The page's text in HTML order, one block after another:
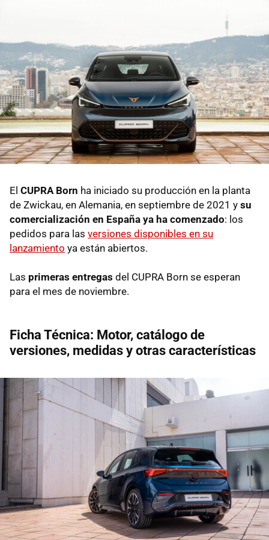
El CUPRA Born ha iniciado su producción en la planta
de Zwickau, en Alemania, en septiembre de 2021 y su
comercialización en España ya ha comenzado: los
pedidos para las versiones disponibles en su
lanzamiento ya están abiertos.
Las primeras entregas del CUPRA Born se esperan
para el mes de noviembre.
Ficha Técnica: Motor, catálogo de
versiones, medidas y otras características